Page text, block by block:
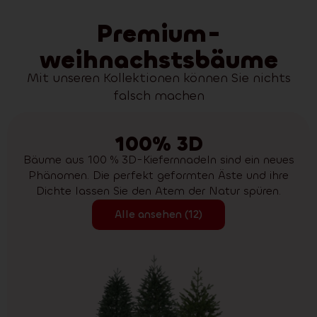
Premium-
weihnachstsbäume
Mit unseren Kollektionen können Sie nichts
falsch machen
100% 3D
Bäume aus 100 % 3D-Kiefernnadeln sind ein neues
Phänomen. Die perfekt geformten Äste und ihre
Dichte lassen Sie den Atem der Natur spüren.
Alle ansehen (12)